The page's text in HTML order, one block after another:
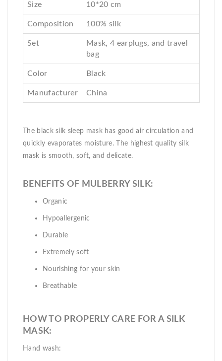
Size 10*20 cm
Composition 100% silk
Set
Mask, 4 earplugs, and travel
bag
Color Black
Manufacturer China
The black silk sleep mask has good air circulation and
quickly evaporates moisture. The highest quality silk
mask is smooth, soft, and delicate.
BENEFITS OF MULBERRY SILK:
Organic
Hypoallergenic
Durable
Extremely soft
Nourishing for your skin
Breathable
HOW TO PROPERLY CARE FOR A SILK
MASK:
Hand wash: